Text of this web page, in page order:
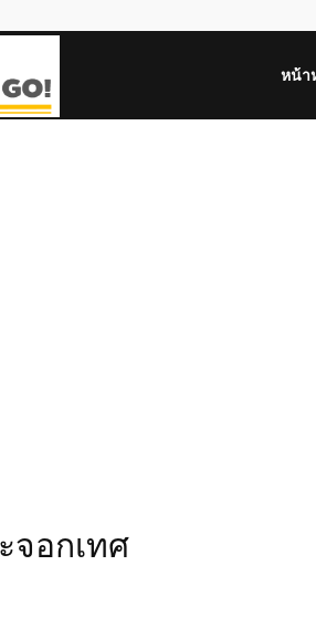
หน้า
จอกเทศ